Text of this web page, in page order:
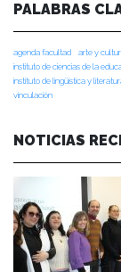
PALABRAS
agenda facultad arte y
instituto de ciencias de la
instituto de lingüística y
vinculación
NOTICIAS